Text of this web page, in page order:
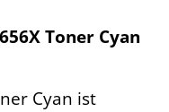
Toner Cyan
Cyan ist